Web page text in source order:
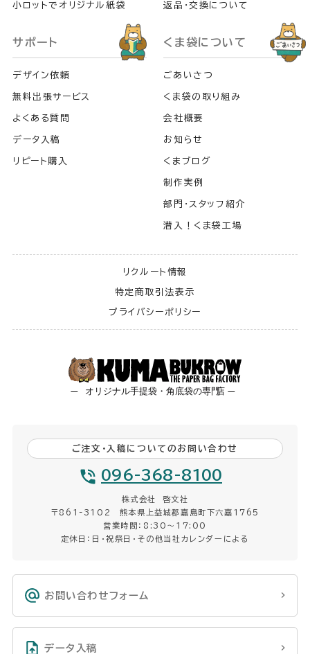
ご注文・入稿についてのお問い合わせ
096-368-8100
株式会社 啓文社
〒861-3102 熊本県上益城郡嘉島町下六嘉1765
営業時間：8:30〜17:00
定休日：日・祝祭日・その他当社カレンダーによる
お問い合わせフォーム
データ入稿
小ロットでオリジナル紙袋 返品・交換について
サポート
デザイン依頼
無料出張サービス
よくある質問
データ入稿
リピート購入
くま袋について
ごあいさつ
くま袋の取り組み
会社概要
お知らせ
くまブログ
制作実例
部門・スタッフ紹介
潜入！くま袋工場
リクルート情報
特定商取引法表示
プライバシーポリシー